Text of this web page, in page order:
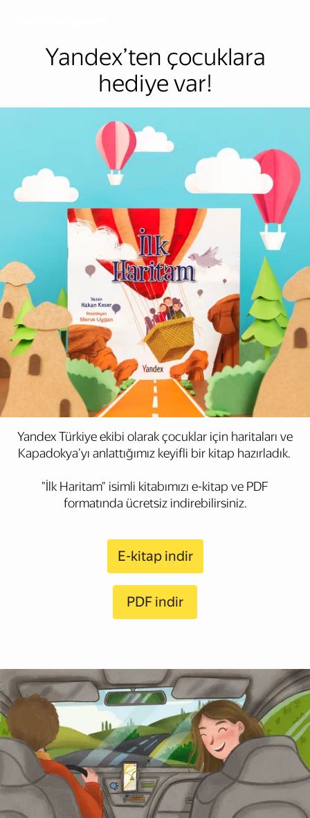
Yandex’ten çocuklara
hediye var!
Yandex Türkiye ekibi olarak çocuklar için haritaları ve
Kapadokya’yı anlattığımız keyifli bir kitap hazırladık.
"İlk Haritam" isimli kitabımızı e-kitap ve PDF
formatında ücretsiz indirebilirsiniz.
E-kitap indir
PDF indir